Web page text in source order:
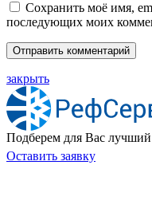
Сохранить моё имя,
последующих моих
закрыть
Подберем для Вас
Оставить заявку